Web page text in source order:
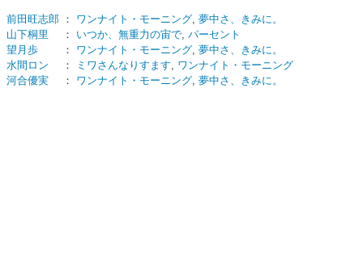
前田旺志郎 ： ワンナイト・モーニング, 夢中さ、きみに。
山下桐里
： いつか、無重力の宙で, パーセント
望月歩
： ワンナイト・モーニング, 夢中さ、きみに。
水間ロン
： ミワさんなりすます, ワンナイト・モーニング
河合優実
： ワンナイト・モーニング, 夢中さ、きみに。